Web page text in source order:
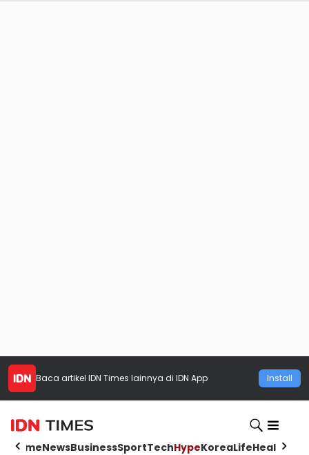
Baca artikel IDN Times lainnya di IDN App Install
HomeNewsBusinessSportTechHypeKoreaLifeHealth